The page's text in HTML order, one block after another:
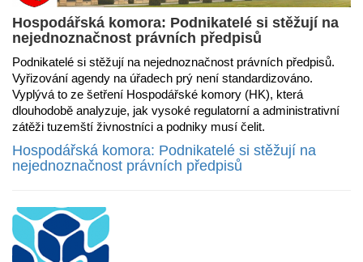
Hospodářská komora: Podnikatelé si stěžují na
nejednoznačnost právních předpisů
Podnikatelé si stěžují na nejednoznačnost právních předpisů.
Vyřizování agendy na úřadech prý není standardizováno.
Vyplývá to ze šetření Hospodářské komory (HK), která
dlouhodobě analyzuje, jak vysoké regulatorní a administrativní
zátěži tuzemští živnostníci a podniky musí čelit.
Hospodářská komora: Podnikatelé si stěžují na
nejednoznačnost právních předpisů